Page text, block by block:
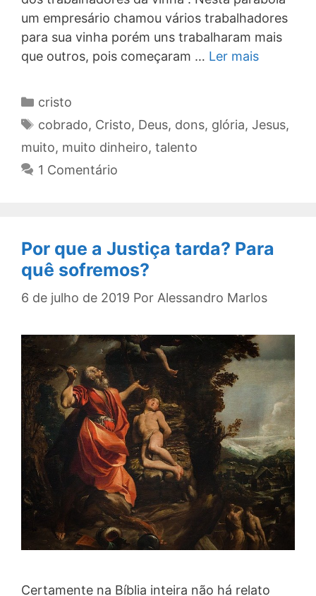
um empresário chamou vários trabalhadores
para sua vinha porém uns trabalharam mais
que outros, pois começaram … Ler mais
Categorias
cristo
Tags
cobrado, Cristo, Deus, dons, glória, Jesus,
muito, muito dinheiro, talento
1 Comentário
Por que a Justiça tarda? Para
quê sofremos?
6 de julho de 2019 Por Alessandro Marlos
Certamente na Bíblia inteira não há relato